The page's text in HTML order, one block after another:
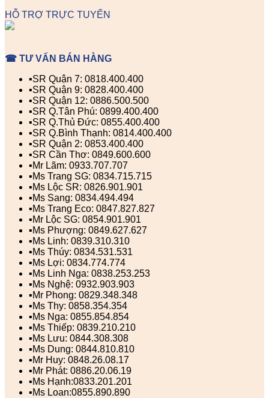
HỖ TRỢ TRỰC TUYẾN
☎ TƯ VẤN BÁN HÀNG
▪️SR Quận 7: 0818.400.400
▪️SR Quận 9: 0828.400.400
▪️SR Quận 12: 0886.500.500
▪️SR Q.Tân Phú: 0899.400.400
▪️SR Q.Thủ Đức: 0855.400.400
▪️SR Q.Bình Thạnh: 0814.400.400
▪️SR Quận 2: 0853.400.400
▪️SR Cần Thơ: 0849.600.600
▪️Mr Lãm: 0933.707.707
▪️Ms Trang SG: 0834.715.715
▪️Ms Lộc SR: 0826.901.901
▪️Ms Sang: 0834.494.494
▪️Ms Trang Eco: 0847.827.827
▪️Mr Lộc SG: 0854.901.901
▪️Ms Phượng: 0849.627.627
▪️Ms Linh: 0839.310.310
▪️Ms Thúy: 0834.531.531
▪️Ms Lợi: 0834.774.774
▪️Ms Linh Nga: 0838.253.253
▪️Ms Nghệ: 0932.903.903
▪️Mr Phong: 0829.348.348
▪️Ms Thy: 0858.354.354
▪️Ms Nga: 0855.854.854
▪️Ms Thiếp: 0839.210.210
▪️Ms Lưu: 0844.308.308
▪️Ms Dung: 0844.810.810
▪️Mr Huy: 0848.26.08.17
▪️Mr Phát: 0886.20.06.19
▪️Ms Hạnh:0833.201.201
▪️Ms Loan:0855.890.890